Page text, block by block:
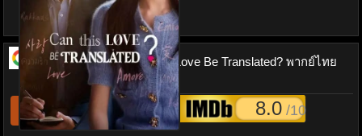
ผู้ชมด้วยแก่นเรื่องความรักและการ
ดูซีรี่ย์ ออนไลน์ Can This Love Be Translated? พากย์ไทย
ยากชะมัด รักภาษาอะไร
รีเฟชหนังไม่เล่น แจ้งหนังเสีย 8.0 /10